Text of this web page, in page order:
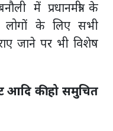
में प्रधानमंत्री के
के लिए सभी
जाने पर भी विशेष
की हो समुचित